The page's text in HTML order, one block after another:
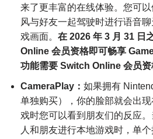
来了更丰富的在线体验。您可
风与好友一起驾驶时进行语音
戏画面。 在 2026 年 3 月 31 日
Online 会员资格即可畅享
功能需要 Switch Online 会员资
CameraPlay： 如果拥有
单独购买），你的脸部就会出
戏时您可以看到朋友们的反应
人和朋友进行本地游戏时，单